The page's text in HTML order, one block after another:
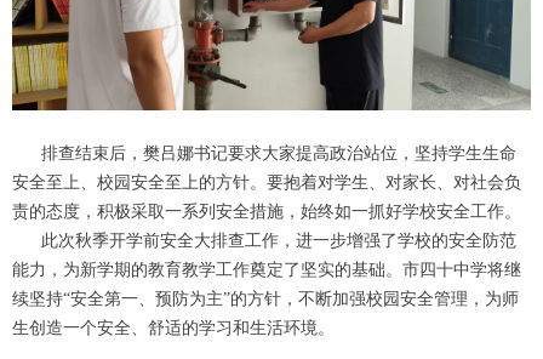
排查结束后，樊吕娜书记要求大家提高政治站位，坚持学生生命
安全至上、校园安全至上的方针。要抱着对学生、对家长、对社会负
责的态度，积极采取一系列安全措施，始终如一抓好学校安全工作。
此次秋季开学前安全大排查工作，进一步增强了学校的安全防范
能力，为新学期的教育教学工作奠定了坚实的基础。市四十中学将继
续坚持“安全第一、预防为主”的方针，不断加强校园安全管理，为师
生创造一个安全、舒适的学习和生活环境。